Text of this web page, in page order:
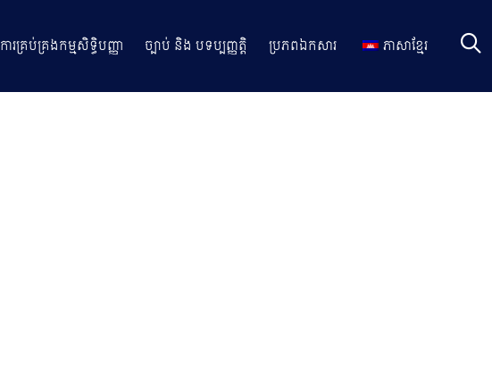
ការគ្រប់គ្រងកម្មសិទ្ធិបញ្ញា ច្បាប់ និង បទប្បញ្ញត្តិ ប្រភពឯកសារ ភាសាខ្មែរ